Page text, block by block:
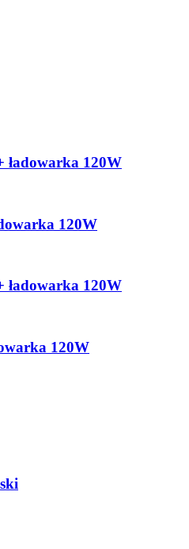
ładowarka 120W
120W
ładowarka 120W
120W